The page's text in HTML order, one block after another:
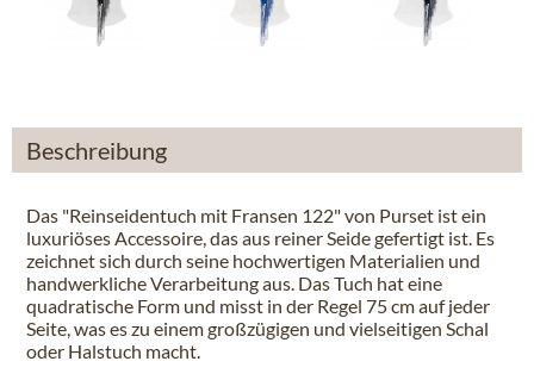
Beschreibung
Das "Reinseidentuch mit Fransen 122" von Purset ist ein
luxuriöses Accessoire, das aus reiner Seide gefertigt ist. Es
zeichnet sich durch seine hochwertigen Materialien und
handwerkliche Verarbeitung aus. Das Tuch hat eine
quadratische Form und misst in der Regel 75 cm auf jeder
Seite, was es zu einem großzügigen und vielseitigen Schal
oder Halstuch macht.